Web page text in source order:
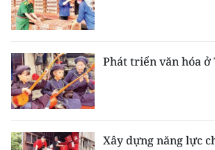
Phát triển văn hóa ở
Xây dựng năng lực